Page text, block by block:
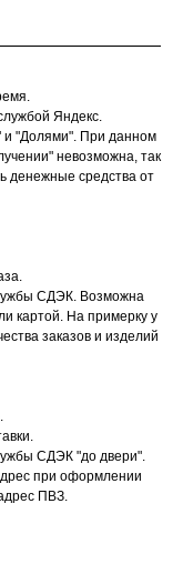
Яндекс.
и "Долями". При данном
невозможна, так
денежные средства от
СДЭК. Возможна
картой. На примерку у
заказов и изделий
СДЭК "до двери".
при оформлении
ПВЗ.